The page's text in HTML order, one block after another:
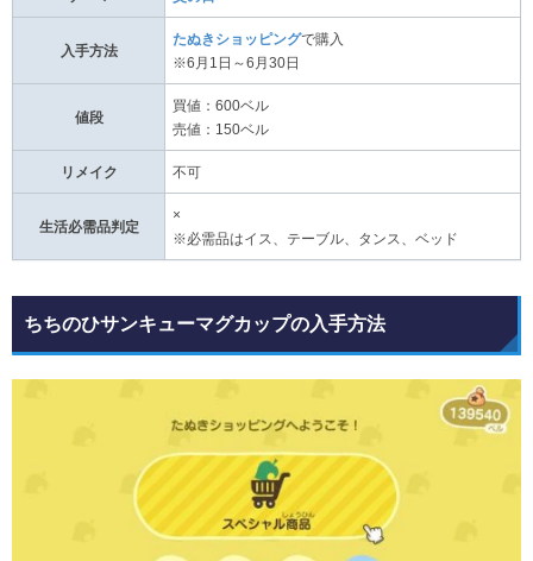
入手方法
たぬきショッピングで購入
※6月1日～6月30日
値段
買値：600ベル
売値：150ベル
リメイク 不可
生活必需品判定
×
※必需品はイス、テーブル、タンス、ベッド
ちちのひサンキューマグカップの入手方法